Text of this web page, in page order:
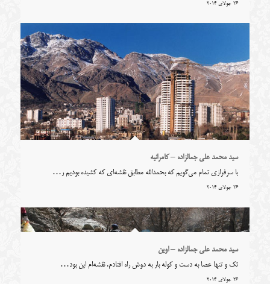
26 جولای 2014
سید محمد علی جمالزاده – کامرانیه
با سرفرازی تمام می‌گویم که بحمدالله مطابق نقشه‌ای که کشیده بودیم ر…
26 جولای 2014
سید محمد علی جمالزاده – اوین
تک و تنها عصا به دست و کوله بار به دوش راه افتادم. نقشه‌ام این بود…
26 جولای 2014